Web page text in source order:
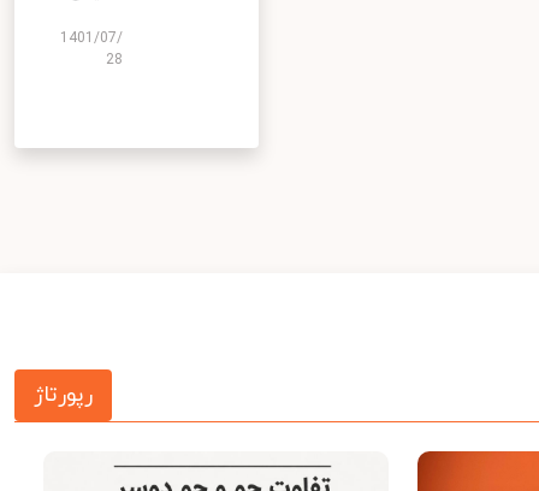
1401/07/
28
رپورتاژ